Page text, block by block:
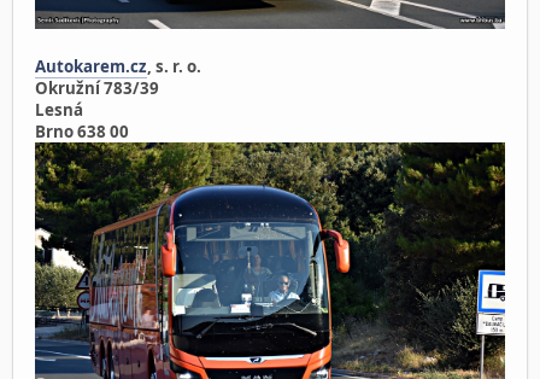
Autokarem.cz , s. r. o.
Okružní 783/39
Lesná
Brno 638 00